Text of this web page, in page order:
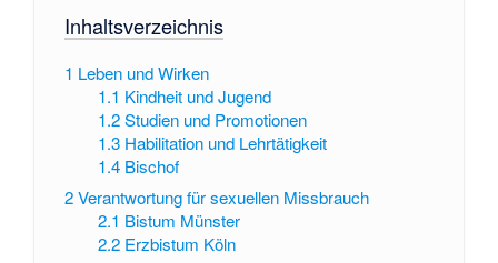
Inhaltsverzeichnis
1 Leben und Wirken
1.1 Kindheit und Jugend
1.2 Studien und Promotionen
1.3 Habilitation und Lehrtätigkeit
1.4 Bischof
2Verantwortung für sexuellen Missbrauch
2.1 Bistum Münster
2.2 Erzbistum Köln